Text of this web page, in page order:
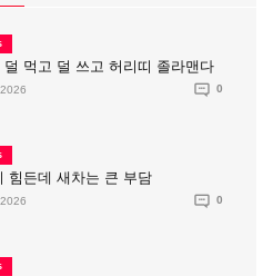
덜 먹고 덜 쓰고 허리띠 졸라맨다
0
힘든데 새차는 큰 부담
0